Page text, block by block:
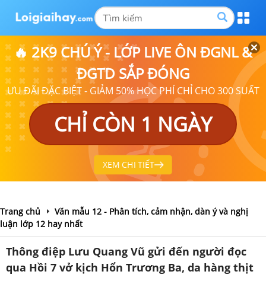
🔥 2K9 CHÚ Ý - LỚP LIVE ÔN ĐGNL &
ĐGTD SẮP ĐÓNG
ƯU ĐÃI ĐẶC BIỆT - GIẢM 50% HỌC PHÍ CHỈ CHO 300 SUẤT
CHỈ CÒN 1 NGÀY
XEM CHI TIẾT
Trang chủ
Văn mẫu 12 - Phân tích, cảm nhận, dàn ý và nghị
luận lớp 12 hay nhất
Thông điệp Lưu Quang Vũ gửi đến người đọc
qua Hồi 7 vở kịch Hổn Trương Ba, da hàng thịt